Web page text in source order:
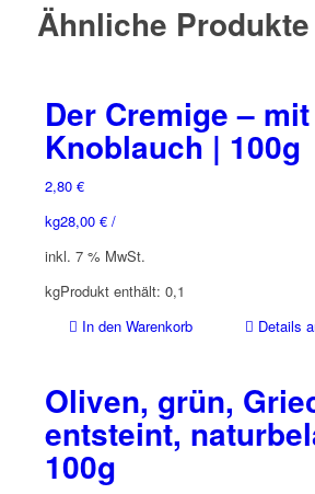
Ähnliche Produkte
Der Cremige – mit
Knoblauch | 100g
2,80 €
28,00 €/
kg
inkl. 7 % MwSt.
Produkt enthält: 0,1
kg
In den Warenkorb
Details
Oliven, grün,
entsteint,
100g